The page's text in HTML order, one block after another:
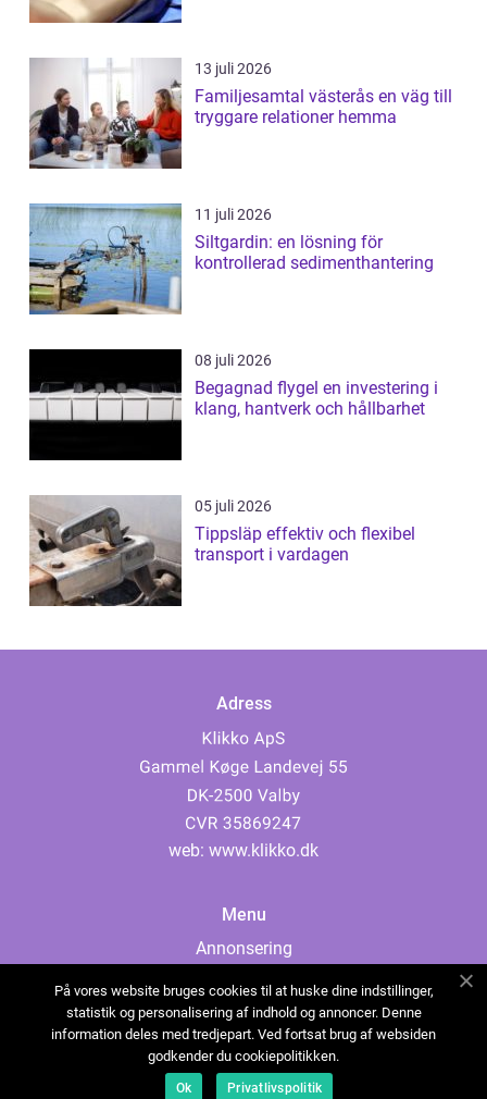
13 juli 2026
Familjesamtal västerås en väg till
tryggare relationer hemma
11 juli 2026
Siltgardin: en lösning för
kontrollerad sedimenthantering
08 juli 2026
Begagnad flygel en investering i
klang, hantverk och hållbarhet
05 juli 2026
Tippsläp effektiv och flexibel
transport i vardagen
Adress
web: www.klikko.dk
Menu
Annonsering
Cookies
Kontakta oss
Sitemap
På vores website bruges cookies til at huske dine indstillinger,
statistik og personalisering af indhold og annoncer. Denne
information deles med tredjepart. Ved fortsat brug af websiden
godkender du cookiepolitikken.
Ok Privatlivspolitik